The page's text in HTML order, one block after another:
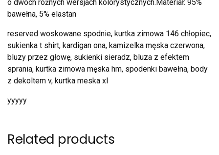
o dwóch różnych wersjach kolorystycznych.Materiał: 95%
bawełna, 5% elastan
reserved woskowane spodnie, kurtka zimowa 146 chłopiec,
sukienka t shirt, kardigan ona, kamizelka męska czerwona,
bluzy przez głowę, sukienki sieradz, bluza z efektem
sprania, kurtka zimowa męska hm, spodenki bawełna, body
z dekoltem v, kurtka meska xl
yyyyy
Related products